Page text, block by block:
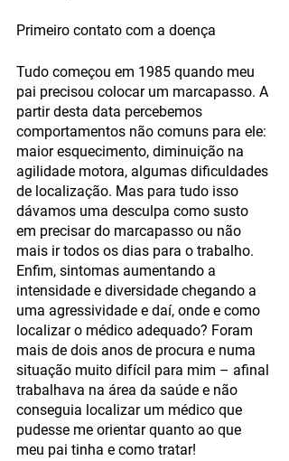
Primeiro contato com a doença
Tudo começou em 1985 quando meu
pai precisou colocar um marcapasso. A
partir desta data percebemos
comportamentos não comuns para ele:
maior esquecimento, diminuição na
agilidade motora, algumas dificuldades
de localização. Mas para tudo isso
dávamos uma desculpa como susto
em precisar do marcapasso ou não
mais ir todos os dias para o trabalho.
Enfim, sintomas aumentando a
intensidade e diversidade chegando a
uma agressividade e daí, onde e como
localizar o médico adequado? Foram
mais de dois anos de procura e numa
situação muito difícil para mim – afinal
trabalhava na área da saúde e não
conseguia localizar um médico que
pudesse me orientar quanto ao que
meu pai tinha e como tratar!